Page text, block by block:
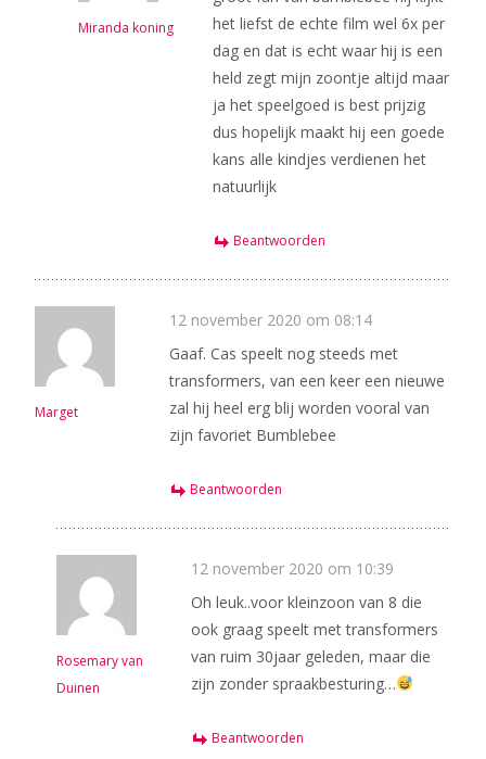
Miranda koning
het liefst de echte film wel 6x per
dag en dat is echt waar hij is een
held zegt mijn zoontje altijd maar
ja het speelgoed is best prijzig
dus hopelijk maakt hij een goede
kans alle kindjes verdienen het
natuurlijk
Beantwoorden
Marget
12 november 2020 om 08:14
Gaaf. Cas speelt nog steeds met
transformers, van een keer een nieuwe
zal hij heel erg blij worden vooral van
zijn favoriet Bumblebee
Beantwoorden
Rosemary van
Duinen
12 november 2020 om 10:39
Oh leuk..voor kleinzoon van 8 die
ook graag speelt met transformers
van ruim 30jaar geleden, maar die
zijn zonder spraakbesturing…
Beantwoorden